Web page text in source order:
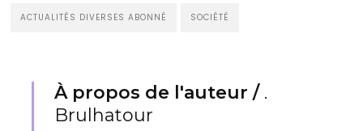
ACTUALITÉS DIVERSES ABONNÉ SOCIÉTÉ
À propos de l'auteur / .
Brulhatour